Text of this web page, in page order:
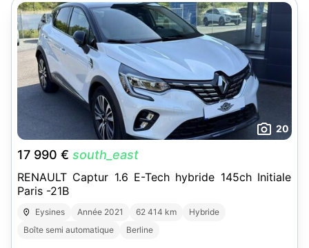
20
17 990 € south_east
RENAULT Captur 1.6 E-Tech hybride 145ch Initiale
Paris -21B
Eysines Année 2021 62 414 km
Hybride
Boîte semi automatique
Berline